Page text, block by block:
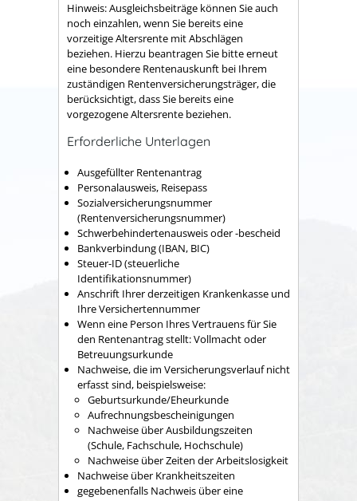
Hinweis: Ausgleichsbeiträge können Sie auch
noch einzahlen, wenn Sie bereits eine
vorzeitige Altersrente mit Abschlägen
beziehen. Hierzu beantragen Sie bitte erneut
eine besondere Rentenauskunft bei Ihrem
zuständigen Rentenversicherungsträger, die
berücksichtigt, dass Sie bereits eine
vorgezogene Altersrente beziehen.
Erforderliche Unterlagen
Ausgefüllter Rentenantrag
Personalausweis, Reisepass
Sozialversicherungsnummer
(Rentenversicherungsnummer)
Schwerbehindertenausweis oder -bescheid
Bankverbindung (IBAN, BIC)
Steuer-ID (steuerliche
Identifikationsnummer)
Anschrift Ihrer derzeitigen Krankenkasse und
Ihre Versichertennummer
Wenn eine Person Ihres Vertrauens für Sie
den Rentenantrag stellt: Vollmacht oder
Betreuungsurkunde
Nachweise, die im Versicherungsverlauf nicht
erfasst sind, beispielsweise:
Geburtsurkunde/Eheurkunde
Aufrechnungsbescheinigungen
Nachweise über Ausbildungszeiten
(Schule, Fachschule, Hochschule)
Nachweise über Zeiten der Arbeitslosigkeit
Nachweise über Krankheitszeiten
gegebenenfalls Nachweis über eine